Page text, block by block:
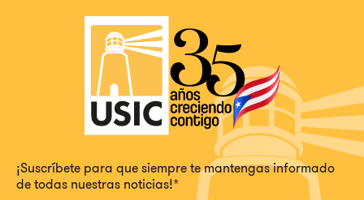
¡Suscríbete para que siempre te mantengas informado
de todas nuestras noticias!*